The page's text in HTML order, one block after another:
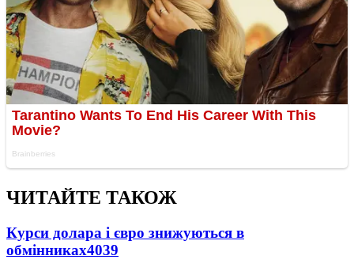
ЧИТАЙТЕ ТАКОЖ
Курси долара і євро знижуються в
обмінниках4039